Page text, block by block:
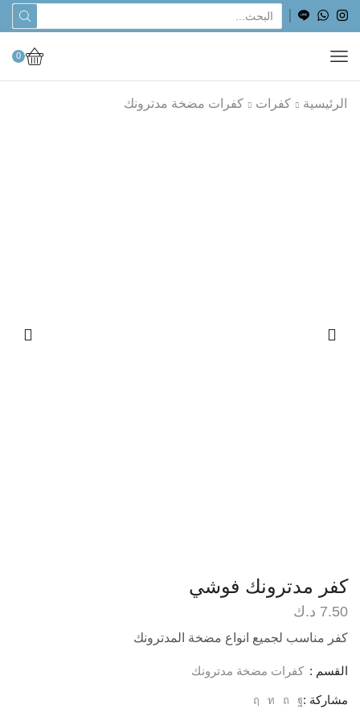
0
الرئيسية كفرات كفرات مضخة مدترونك
كفر مدترونك فوشي
7.50 د.ك
كفر مناسب لجميع انواع مضخة المدترونك
القسم : كفرات مضخة مدترونك
مشاركة :